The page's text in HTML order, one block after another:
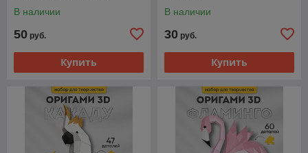
В наличии
50 руб.
Купить
В наличии
30 руб.
Купить